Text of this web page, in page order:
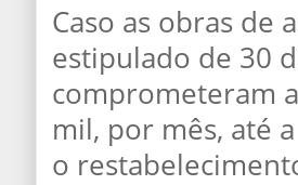
Caso as obras de
estipulado de 30
comprometeram
mil, por mês, até
o